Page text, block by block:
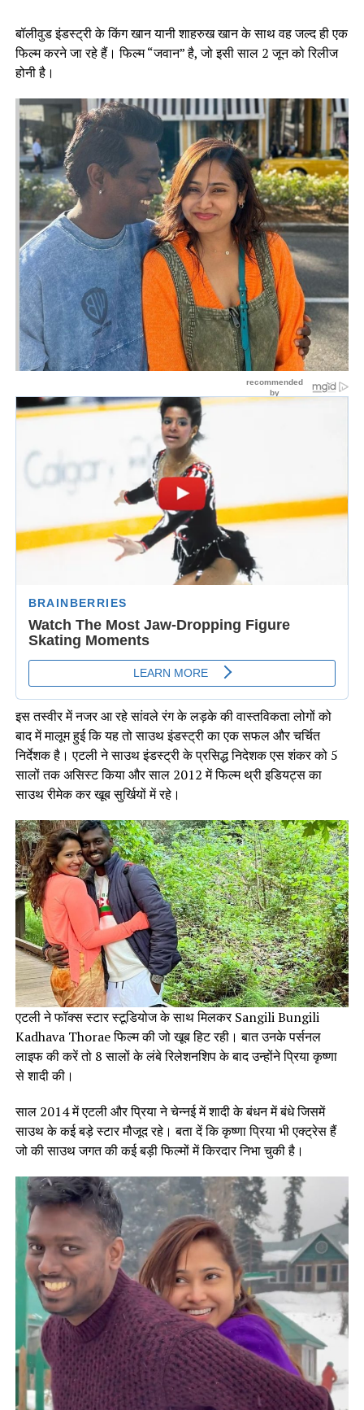
बॉलीवुड इंडस्ट्री के किंग खान यानी शाहरुख खान के साथ वह जल्द ही एक
फिल्म करने जा रहे हैं। फिल्म “जवान” है, जो इसी साल 2 जून को रिलीज
होनी है।
इस तस्वीर में नजर आ रहे सांवले रंग के लड़के की वास्तविकता लोगों को
बाद में मालूम हुई कि यह तो साउथ इंडस्ट्री का एक सफल और चर्चित
निर्देशक है। एटली ने साउथ इंडस्ट्री के प्रसिद्ध निदेशक एस शंकर को 5
सालों तक असिस्ट किया और साल 2012 में फिल्म थ्री इडियट्स का
साउथ रीमेक कर खूब सुर्खियों में रहे।
एटली ने फॉक्स स्टार स्टूडियोज के साथ मिलकर Sangili Bungili
Kadhava Thorae फिल्म की जो खूब हिट रही। बात उनके पर्सनल
लाइफ की करें तो 8 सालों के लंबे रिलेशनशिप के बाद उन्होंने प्रिया कृष्णा
से शादी की।
साल 2014 में एटली और प्रिया ने चेन्नई में शादी के बंधन में बंधे जिसमें
साउथ के कई बड़े स्टार मौजूद रहे। बता दें कि कृष्णा प्रिया भी एक्ट्रेस हैं
जो की साउथ जगत की कई बड़ी फिल्मों में किरदार निभा चुकी है।